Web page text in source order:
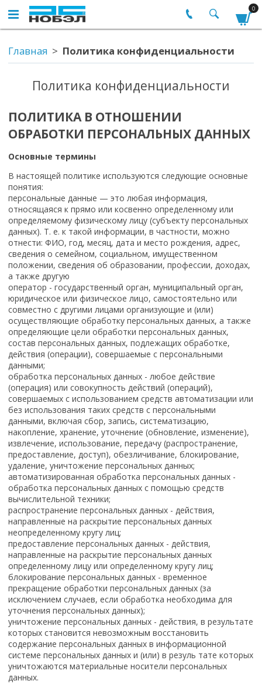
0
Главная Политика конфиденциальности
Политика конфиденциальности
ПОЛИТИКА В ОТНОШЕНИИ
ОБРАБОТКИ ПЕРСОНАЛЬНЫХ ДАННЫХ
Основные термины
В настоящей политике используются следующие основные
понятия:
персональные данные — это любая информация,
относящаяся к прямо или косвенно определенному или
определяемому физическому лицу (субъекту персональных
данных). Т. е. к такой информации, в частности, можно
отнести: ФИО, год, месяц, дата и место рождения, адрес,
сведения о семейном, социальном, имущественном
положении, сведения об образовании, профессии, доходах,
а также другую
оператор - государственный орган, муниципальный орган,
юридическое или физическое лицо, самостоятельно или
совместно с другими лицами организующие и (или)
осуществляющие обработку персональных данных, а также
определяющие цели обработки персональных данных,
состав персональных данных, подлежащих обработке,
действия (операции), совершаемые с персональными
данными;
обработка персональных данных - любое действие
(операция) или совокупность действий (операций),
совершаемых с использованием средств автоматизации или
без использования таких средств с персональными
данными, включая сбор, запись, систематизацию,
накопление, хранение, уточнение (обновление, изменение),
извлечение, использование, передачу (распространение,
предоставление, доступ), обезличивание, блокирование,
удаление, уничтожение персональных данных;
автоматизированная обработка персональных данных -
обработка персональных данных с помощью средств
вычислительной техники;
распространение персональных данных - действия,
направленные на раскрытие персональных данных
неопределенному кругу лиц;
предоставление персональных данных - действия,
направленные на раскрытие персональных данных
определенному лицу или определенному кругу лиц;
блокирование персональных данных - временное
прекращение обработки персональных данных (за
исключением случаев, если обработка необходима для
уточнения персональных данных);
уничтожение персональных данных - действия, в результате
которых становится невозможным восстановить
содержание персональных данных в информационной
системе персональных данных и (или) в резуль тате которых
уничтожаются материальные носители персональных
данных.